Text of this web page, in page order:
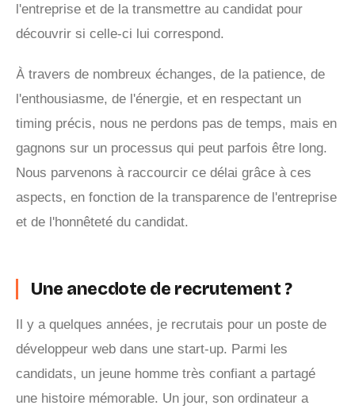
l'entreprise et de la transmettre au candidat pour
découvrir si celle-ci lui correspond.
À travers de nombreux échanges, de la patience, de
l'enthousiasme, de l'énergie, et en respectant un
timing précis, nous ne perdons pas de temps, mais en
gagnons sur un processus qui peut parfois être long.
Nous parvenons à raccourcir ce délai grâce à ces
aspects, en fonction de la transparence de l'entreprise
et de l'honnêteté du candidat.
Une anecdote de recrutement ?
Il y a quelques années, je recrutais pour un poste de
développeur web dans une start-up. Parmi les
candidats, un jeune homme très confiant a partagé
une histoire mémorable. Un jour, son ordinateur a